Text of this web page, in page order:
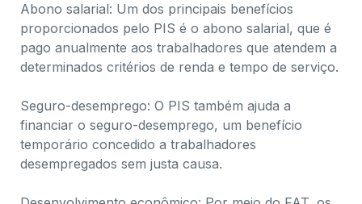
Abono salarial: Um dos principais benefícios
proporcionados pelo PIS é o abono salarial, que é
pago anualmente aos trabalhadores que atendem a
determinados critérios de renda e tempo de serviço.
Seguro-desemprego: O PIS também ajuda a
financiar o seguro-desemprego, um benefício
temporário concedido a trabalhadores
desempregados sem justa causa.